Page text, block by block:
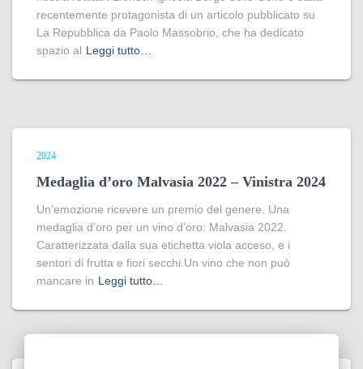
recentemente protagonista di un articolo pubblicato su
La Repubblica da Paolo Massobrio, che ha dedicato
spazio al Leggi tutto…
2024
Medaglia d’oro Malvasia 2022 – Vinistra 2024
Un’emozione ricevere un premio del genere. Una
medaglia d’oro per un vino d’oro: Malvasia 2022.
Caratterizzata dalla sua etichetta viola acceso, e i
sentori di frutta e fiori secchi.Un vino che non può
mancare in Leggi tutto…